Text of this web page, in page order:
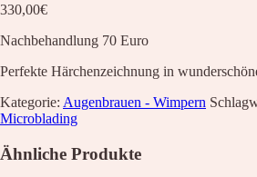
330,00€
Nachbehandlung 70 Euro
Perfekte Härchenzeichnung in
Kategorie: Augenbrauen - Wimpern
Microblading
Ähnliche Produkte